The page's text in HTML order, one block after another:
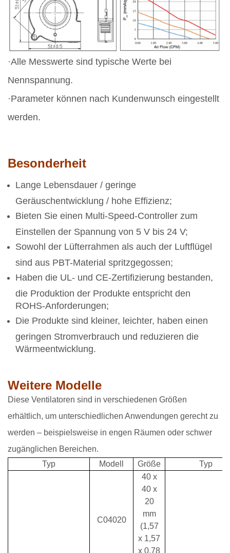
·Alle Messwerte sind typische Werte bei
Nennspannung.
·Parameter können nach Kundenwunsch eingestellt
werden.
Besonderheit
Lange Lebensdauer / geringe
Geräuschentwicklung / hohe Effizienz;
Bieten Sie einen Multi-Speed-Controller zum
Einstellen der Spannung von 5 V bis 24 V;
Sowohl der Lüfterrahmen als auch der Luftflügel
sind aus PBT-Material spritzgegossen;
Haben die UL- und CE-Zertifizierung bestanden,
die Produktion der Produkte entspricht den
ROHS-Anforderungen;
Die Produkte sind kleiner, leichter, haben einen
geringen Stromverbrauch und reduzieren die
Wärmeentwicklung.
Weitere Modelle
Diese Ventilatoren sind in verschiedenen Größen
erhältlich, um unterschiedlichen Anwendungen gerecht zu
werden – beispielsweise in engen Räumen oder schwer
zugänglichen Bereichen.
Typ
Modell Größe Typ
C04020
40 x
40 x
20
mm
(1,57
x 1,57
x 0,78